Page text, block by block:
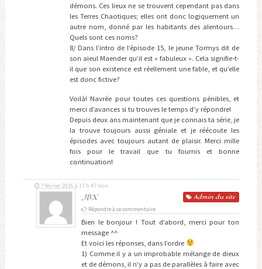
démons. Ces lieux ne se trouvent cependant pas dans
les Terres Chaotiques; elles ont donc logiquement un
autre nom, donné par les habitants des alentours…
Quels sont ces noms?
8/ Dans l’intro de l’épisode 15, le jeune Tormys dit de
son aïeul Maender qu’il est « fabuleux ». Cela signifie-t-
il que son existence est réellement une fable, et qu’elle
est donc fictive?
Voilà! Navrée pour toutes ces questions pénibles, et
merci d’avances si tu trouves le temps d’y répondre!
Depuis deux ans maintenant que je connais ta série, je
la trouve toujours aussi géniale et je réécoute les
épisodes avec toujours autant de plaisir. Merci mille
fois pour le travail que tu fournis et bonne
continuation!
JBX Admin du site
7 février 2016 à 17 h 47 min
Répondre à ce commentaire
Bien le bonjour ! Tout d’abord, merci pour ton
message ^^
Et voici les réponses, dans l’ordre
1) Comme il y a un improbable mélange de dieux
et de démons, il n’y a pas de parallèles à faire avec